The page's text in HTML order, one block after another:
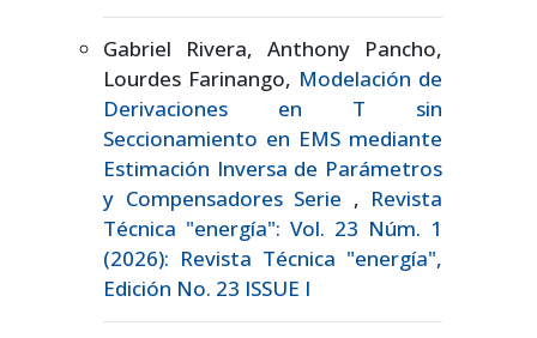
Gabriel Rivera, Anthony Pancho,
Lourdes Farinango, Modelación de
Derivaciones en T sin
Seccionamiento en EMS mediante
Estimación Inversa de Parámetros
y Compensadores Serie , Revista
Técnica "energía": Vol. 23 Núm. 1
(2026): Revista Técnica "energía",
Edición No. 23 ISSUE I